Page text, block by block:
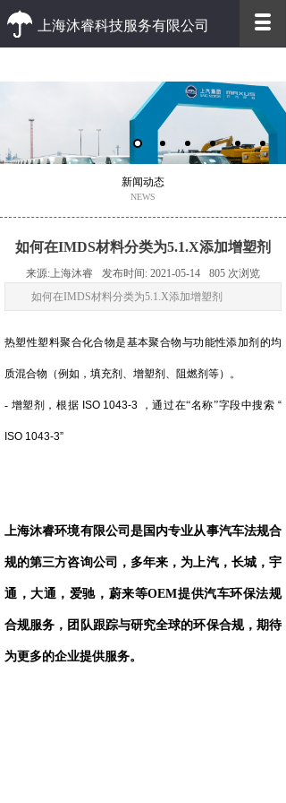
上海沐睿科技服务有限公司
优质的客户服务 高效的办事效率
新闻动态
NEWS
如何在IMDS材料分类为5.1.X添加增塑剂
来源:上海沐睿 发布时间: 2021-05-14 805 次浏览
如何在IMDS材料分类为5.1.X添加增塑剂
热塑性塑料聚合化合物是基本聚合物与功能性添加剂的均
质混合物（例如，填充剂、增塑剂、阻燃剂等）。
‐ 增塑剂，根据 ISO 1043-3 ，通过在“名称”字段中搜索“
ISO 1043-3”
上海沐睿环境有限公司是国内专业从事汽车法规合
规的第三方咨询公司，多年来，为上汽，长城，宇
通，大通，爱驰，蔚来等OEM提供汽车环保法规
合规服务，团队跟踪与研究全球的环保合规，期待
为更多的企业提供服务。